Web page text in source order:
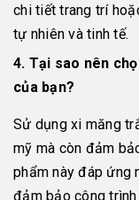
chi tiết trang trí
tự nhiên và tinh tế.
4. Tại sao nên
của bạn?
Sử dụng xi măng
mỹ mà còn đảm
phẩm này đáp ứng
đảm bảo công